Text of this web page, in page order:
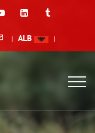
| ALB |